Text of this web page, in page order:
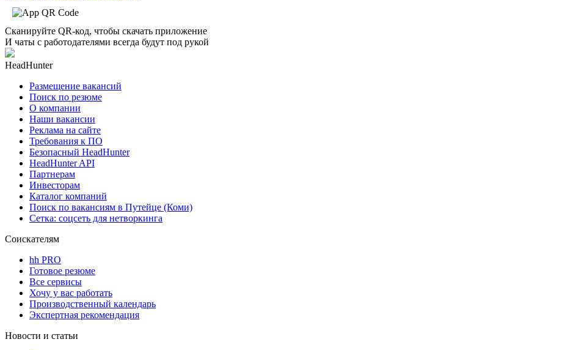
Сканируйте QR-код, чтобы скачать приложение
И чаты с работодателями всегда будут под рукой
HeadHunter
Размещение вакансий
Поиск по резюме
О компании
Наши вакансии
Реклама на сайте
Требования к ПО
Безопасный HeadHunter
HeadHunter API
Партнерам
Инвесторам
Каталог компаний
Поиск по вакансиям в Путейце (Коми)
Сетка: соцсеть для нетворкинга
Соискателям
hh PRO
Готовое резюме
Все сервисы
Хочу у вас работать
Производственный календарь
Экспертная рекомендация
Новости и статьи